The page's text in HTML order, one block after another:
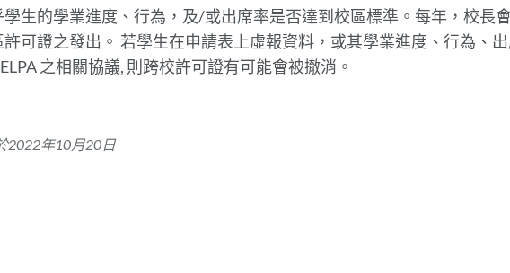
this
section
生的學業進度、行為，及/或出席率是否達到校區標準。每年，校長
可證之發出。 若學生在申請表上虛報資料，或其學業進度、行為、
之相關協議, 則跨校許可證有可能會被撤消。
2022年10月20日